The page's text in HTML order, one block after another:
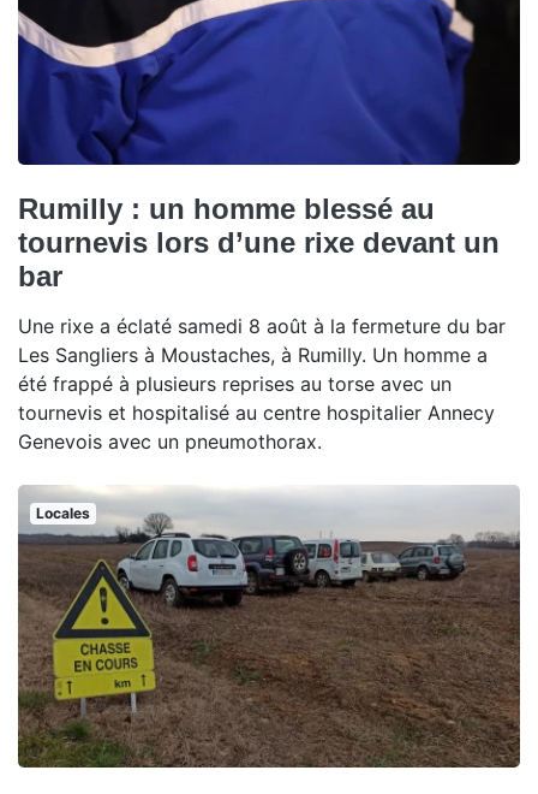
Rumilly : un homme blessé au
tournevis lors d’une rixe devant un
bar
Une rixe a éclaté samedi 8 août à la fermeture du bar
Les Sangliers à Moustaches, à Rumilly. Un homme a
été frappé à plusieurs reprises au torse avec un
tournevis et hospitalisé au centre hospitalier Annecy
Genevois avec un pneumothorax.
Locales